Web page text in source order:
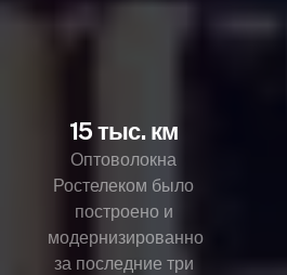
15 тыс. км
Оптоволокна
Ростелеком было
построено и
модернизированно
за последние три